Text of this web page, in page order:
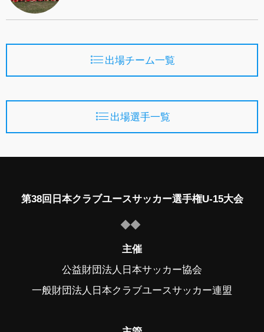
出場チーム一覧
出場選手一覧
第38回日本クラブユースサッカー選手権U-15大会
主催
公益財団法人日本サッカー協会
一般財団法人日本クラブユースサッカー連盟